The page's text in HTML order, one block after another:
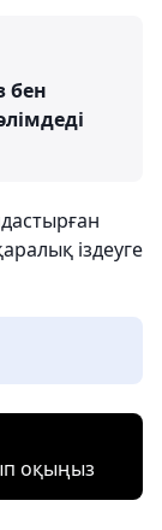
бен
іздеуге
оқыңыз